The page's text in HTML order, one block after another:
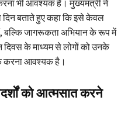
भी आवश्यक है। मुख्यमंत्री ने
दिन बताते हुए कहा कि इसे केवल
बल्कि जागरूकता अभियान के रूप में
दिवस के माध्यम से लोगों को उनके
करना आवश्यक है।
को आत्मसात करने